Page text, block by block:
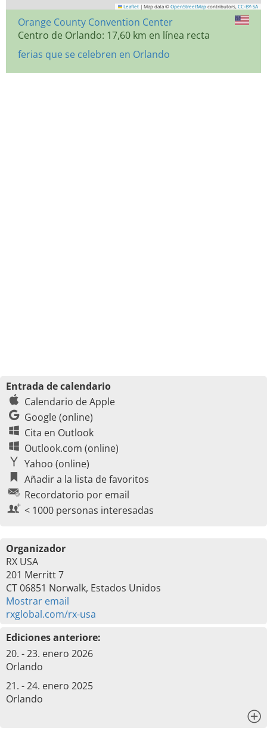
Leaflet | Map data © OpenStreetMap contributors, CC-BY-SA
Orange County Convention Center
Centro de Orlando: 17,60 km en línea recta
ferias que se celebren en Orlando
Entrada de calendario
Calendario de Apple
Google (online)
Cita en Outlook
Outlook.com (online)
Yahoo (online)
Añadir a la lista de favoritos
Recordatorio por email
< 1000 personas interesadas
Organizador
RX USA
201 Merritt 7
CT 06851 Norwalk, Estados Unidos
Mostrar email
rxglobal.com/rx-usa
Ediciones anteriore:
20. - 23. enero 2026
Orlando
21. - 24. enero 2025
Orlando